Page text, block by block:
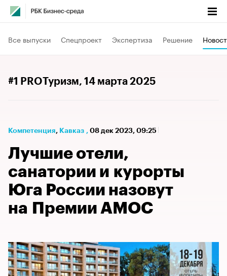
Все выпуски Спецпроект Экспертиза Решение
#1 PROТуризм, 14 марта 2025
Компетенция⁠, Кавказ , 08 дек 2023, 09:25
Лучшие отели,
санатории и курорты
Юга России назовут
на Премии АМОС